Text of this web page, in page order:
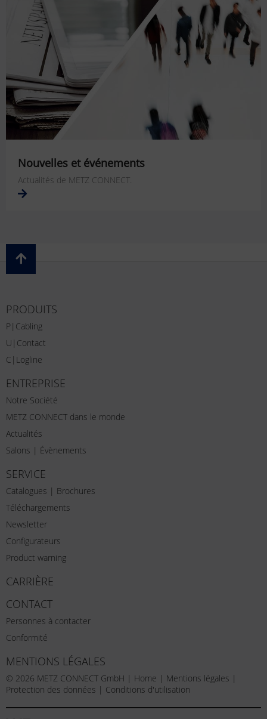
Nouvelles et événements
Actualités de METZ CONNECT.
PRODUITS
P|Cabling
U|Contact
C|Logline
ENTREPRISE
Notre Société
METZ CONNECT dans le monde
Actualités
Salons | Évènements
SERVICE
Catalogues | Brochures
Téléchargements
Newsletter
Configurateurs
Product warning
CARRIÈRE
CONTACT
Personnes à contacter
Conformité
MENTIONS LÉGALES
© 2026 METZ CONNECT GmbH | Home | Mentions légales |
Protection des données | Conditions d'utilisation